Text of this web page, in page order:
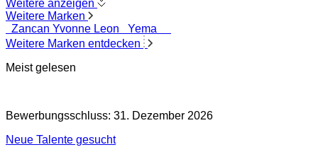
Weitere anzeigen
Weitere Marken
Zancan Yvonne Leon
Yema
Weitere Marken entdecken
Meist gelesen
Bewerbungsschluss: 31. Dezember 2026
Neue Talente gesucht